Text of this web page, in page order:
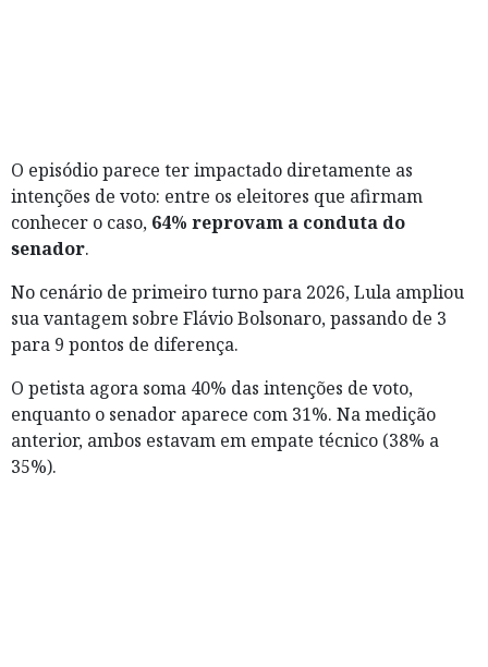
O episódio parece ter impactado diretamente as
intenções de voto: entre os eleitores que afirmam
conhecer o caso, 64% reprovam a conduta do
senador.
No cenário de primeiro turno para 2026, Lula ampliou
sua vantagem sobre Flávio Bolsonaro, passando de 3
para 9 pontos de diferença.
O petista agora soma 40% das intenções de voto,
enquanto o senador aparece com 31%. Na medição
anterior, ambos estavam em empate técnico (38% a
35%).